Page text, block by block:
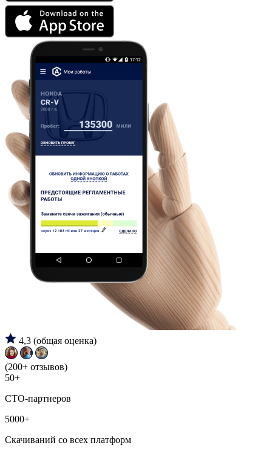
4,3 (общая оценка)
(200+ отзывов)
50+
СТО-партнеров
5000+
Скачиваний со всех платформ